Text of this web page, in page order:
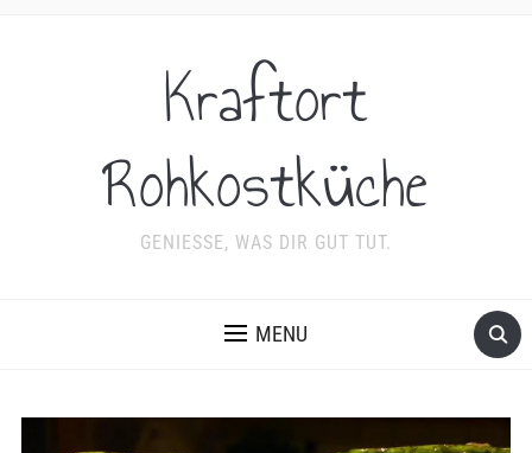
Kraftort
Rohkostküche
GENIESSE, WAS DIR GUT TUT.
MENU